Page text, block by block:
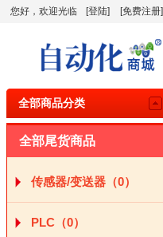
您好，欢迎光临 [登陆] [免费注册]
全部商品分类
全部尾货商品
传感器/变送器（0）
PLC（0）